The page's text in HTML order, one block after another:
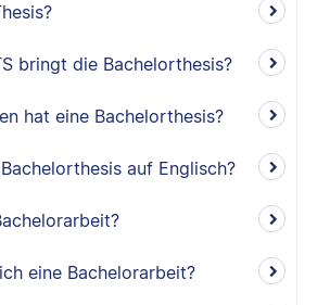
bringt die Bachelorthesis?
hat eine Bachelorthesis?
auf Englisch?
eine Bachelorarbeit?